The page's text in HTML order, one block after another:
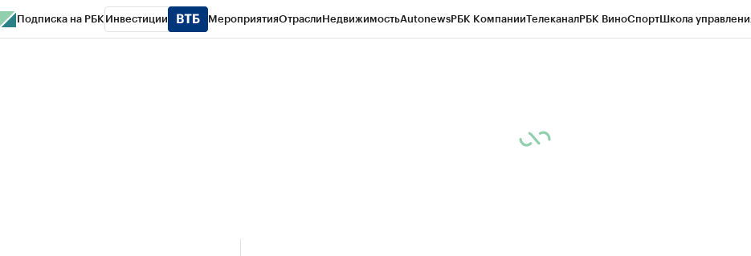
Подписка на РБК Инвестиции МероприятияОтраслиНедвижимостьAutonewsРБК КомпанииТелеканалРБК ВиноСпортШкола